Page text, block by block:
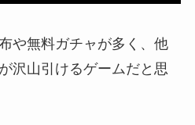
や無料ガチャが多く、他
沢山引けるゲームだと思